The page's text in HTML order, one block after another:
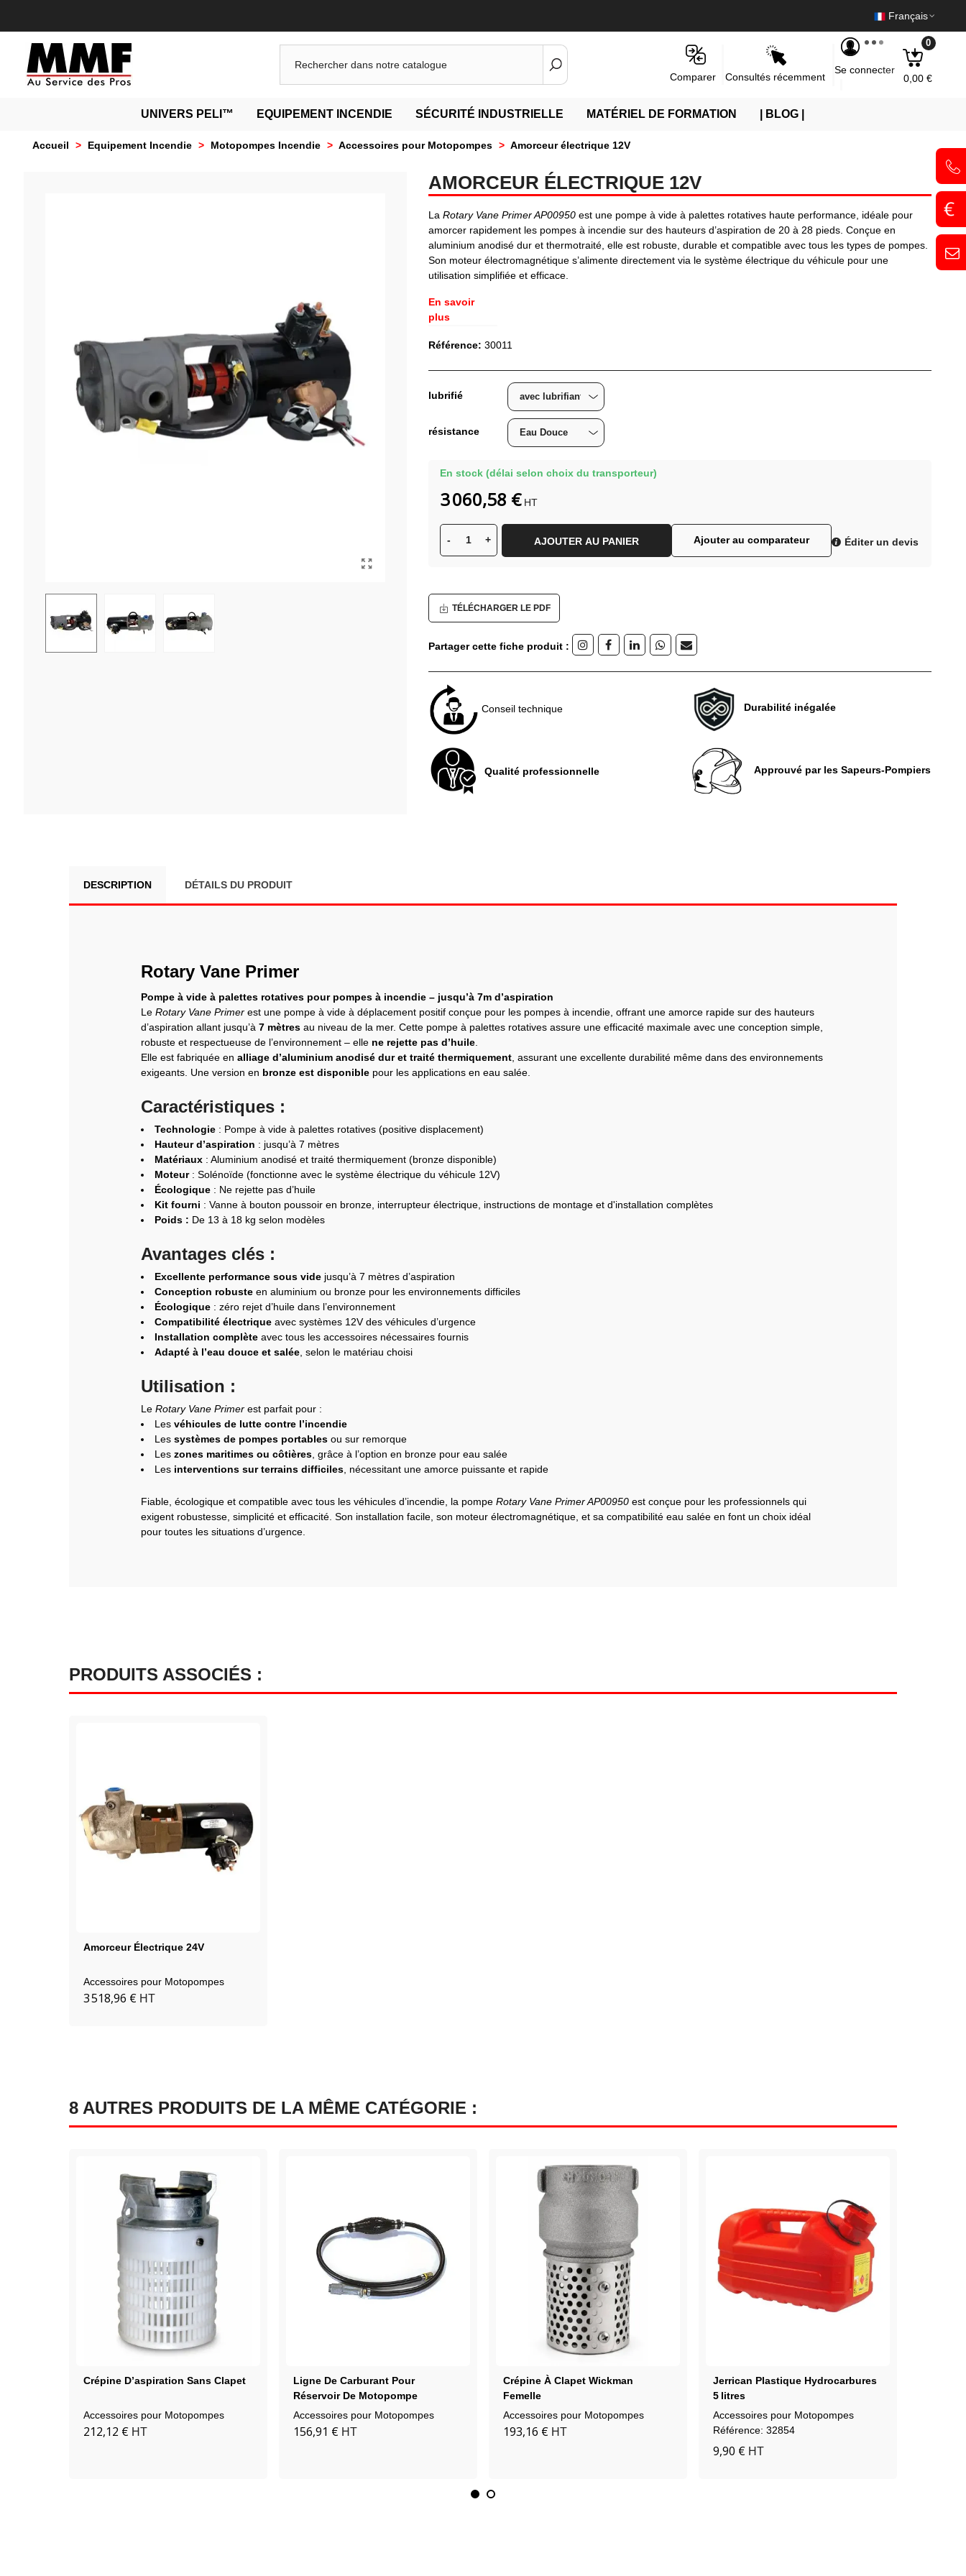
Français
Consultés récemment
Se connecter
0
0,00 €
Comparer
UNIVERS PELI™ EQUIPEMENT INCENDIE SÉCURITÉ INDUSTRIELLE MATÉRIEL DE FORMATION | BLOG |
Accueil > Equipement Incendie > Motopompes Incendie > Accessoires pour Motopompes > Amorceur électrique 12V
AMORCEUR ÉLECTRIQUE 12V
La Rotary Vane Primer AP00950est une pompe à vide à palettes rotatives haute performance, idéale pour
amorcer rapidement les pompes à incendie sur des hauteurs d’aspiration de 20 à 28 pieds. Conçue en
aluminium anodisé dur et thermotraité, elle est robuste, durable et compatible avec tous les types de pompes.
Son moteur électromagnétique s’alimente directement via le système électrique du véhicule pour une
utilisation simplifiée et efficace.
En savoir
plus
Référence: 30011
lubrifié
résistance
En stock (délai selon choix du transporteur)
- + AJOUTER AU PANIER Ajouter au comparateur Éditer un devis
3 060,58 € HT
TÉLÉCHARGER LE PDF
Partager cette fiche produit :
Conseil technique Durabilité inégalée
Qualité professionnelle Approuvé par les Sapeurs-Pompiers
DESCRIPTION DÉTAILS DU PRODUIT
Rotary Vane Primer
Pompe à vide à palettes rotatives pour pompes à incendie – jusqu’à 7m d’aspiration
Le Rotary Vane Primer est une pompe à vide à déplacement positif conçue pour les pompes à incendie, offrant une amorce rapide sur des hauteurs
d’aspiration allant jusqu’à 7 mètres au niveau de la mer. Cette pompe à palettes rotatives assure une efficacité maximale avec une conception simple,
robuste et respectueuse de l’environnement – elle ne rejette pas d’huile
Elle est fabriquée en alliage d’aluminium anodisé dur et traité thermiquement , assurant une excellente durabilité même dans des environnements
exigeants. Une version en bronze est disponible pour les applications en eau salée.
Caractéristiques :
Technologie : Pompe à vide à palettes rotatives (positive displacement)
Hauteur d’aspiration : jusqu’à 7 mètres
Matériaux : Aluminium anodisé et traité thermiquement (bronze disponible)
Moteur: Solénoïde (fonctionne avec le système électrique du véhicule 12V)
Écologique : Ne rejette pas d’huile
Kit fourni : Vanne à bouton poussoir en bronze, interrupteur électrique, instructions de montage et d'installation complètes
Poids : De 13 à 18 kg selon modèles
Avantages clés :
Excellente performance sous vide jusqu’à 7 mètres d’aspiration
Conception robuste en aluminium ou bronze pour les environnements difficiles
Écologique : zéro rejet d’huile dans l’environnement
Compatibilité électrique avec systèmes 12V des véhicules d’urgence
Installation complète avec tous les accessoires nécessaires fournis
Adapté à l’eau douce et salée , selon le matériau choisi
Utilisation :
Le Rotary Vane Primer est parfait pour :
Les véhicules de lutte contre l’incendie
Les systèmes de pompes portables ou sur remorque
Les zones maritimes ou côtières , grâce à l’option en bronze pour eau salée
Les interventions sur terrains difficiles , nécessitant une amorce puissante et rapide
Fiable, écologique et compatible avec tous les véhicules d’incendie, la pompe Rotary Vane Primer AP00950 est conçue pour les professionnels qui
exigent robustesse, simplicité et efficacité. Son installation facile, son moteur électromagnétique, et sa compatibilité eau salée en font un choix idéal
pour toutes les situations d’urgence.
PRODUITS ASSOCIÉS :
Amorceur Électrique 24V
Accessoires pour Motopompes
3 518,96 € HT
8 AUTRES PRODUITS DE LA MÊME CATÉGORIE :
Crépine D’aspiration Sans Clapet
Accessoires pour Motopompes
212,12 € HT
Ligne De Carburant Pour
Réservoir De Motopompe
Portative Wick
Accessoires pour Motopompes
156,91 € HT
Crépine À Clapet Wickman
Femelle
Accessoires pour Motopompes
193,16 € HT
Jerrican Plastique Hydrocarbures
5 Litres
Accessoires pour Motopompes
Référence: 32854
9,90 € HT